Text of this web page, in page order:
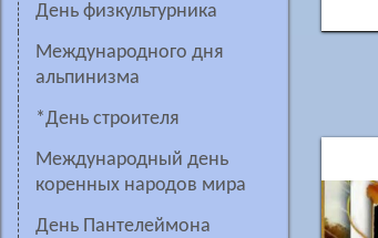
День физкультурника
Международного дня
альпинизма
*День строителя
Международный день
коренных народов мира
день Пантелеймона